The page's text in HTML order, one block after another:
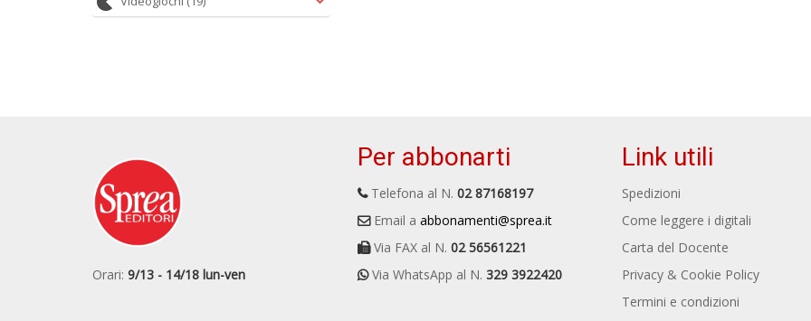
Orari: 9/13 - 14/18 lun-ven
Per abbonarti
Telefona al N. 02 87168197
Email a abbonamenti@sprea.it
Via FAX al N. 02 56561221
Via WhatsApp al N. 329 3922420
Link utili
Spedizioni
Come leggere i digitali
Carta del Docente
Privacy & Cookie Policy
Termini e condizioni